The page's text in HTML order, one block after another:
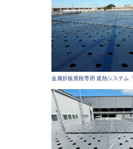
金属折板屋根専用 遮熱システム